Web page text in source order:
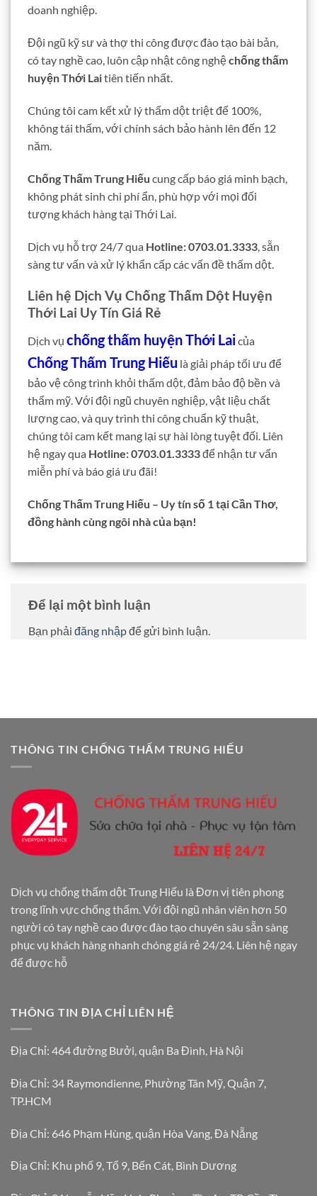
doanh nghiệp.
Đội ngũ kỹ sư và thợ thi công được đào tạo bài bản,
có tay nghề cao, luôn cập nhật công nghệchống thấm
huyện Thới Laitiên tiến nhất.
Chúng tôi cam kết xử lý thấm dột triệt để 100%,
không tái thấm, với chính sách bảo hành lên đến 12
năm.
Chống Thấm Trung Hiếu cung cấp báo giá minh bạch,
không phát sinh chi phí ẩn, phù hợp với mọi đối
tượng khách hàng tại Thới Lai.
Dịch vụ hỗ trợ 24/7 qua Hotline: 0703.01.3333 , sẵn
sàng tư vấn và xử lý khẩn cấp các vấn đề thấm dột.
Liên hệ Dịch Vụ Chống Thấm Dột Huyện
Thới Lai Uy Tín Giá Rẻ
Dịch vụ chống thấm huyện Thới Laicủa
Chống Thấm Trung Hiếu là giải pháp tối ưu để
bảo vệ công trình khỏi thấm dột, đảm bảo độ bền và
thẩm mỹ. Với đội ngũ chuyên nghiệp, vật liệu chất
lượng cao, và quy trình thi công chuẩn kỹ thuật,
chúng tôi cam kết mang lại sự hài lòng tuyệt đối. Liên
hệ ngay qua Hotline: 0703.01.3333để nhận tư vấn
miễn phí và báo giá ưu đãi!
Chống Thấm Trung Hiếu – Uy tín số 1 tại Cần Thơ,
đồng hành cùng ngôi nhà của bạn!
Để lại một bình luận
Bạn phải đăng nhậpđể gửi bình luận.
THÔNG TIN CHỐNG THẤM TRUNG HIẾU
Dịch vụ chống thấm dột Trung Hiếu là Đơn vị tiên phong
trong lĩnh vực chống thấm. Với đội ngũ nhân viên hơn 50
người có tay nghề cao được đào tạo chuyên sâu sẵn sàng
phục vụ khách hàng nhanh chóng giá rẻ 24/24. Liên hệ ngay
để được hỗ
THÔNG TIN ĐỊA CHỈ LIÊN HỆ
Địa Chỉ: 464 đường Bưởi, quận Ba Đình, Hà Nội
Địa Chỉ: 34 Raymondienne, Phường Tân Mỹ, Quận 7,
TP.HCM
Địa Chỉ: 646 Phạm Hùng, quận Hòa Vang, Đà Nẵng
Địa Chỉ: Khu phố 9, Tổ 9, Bến Cát, Bình Dương